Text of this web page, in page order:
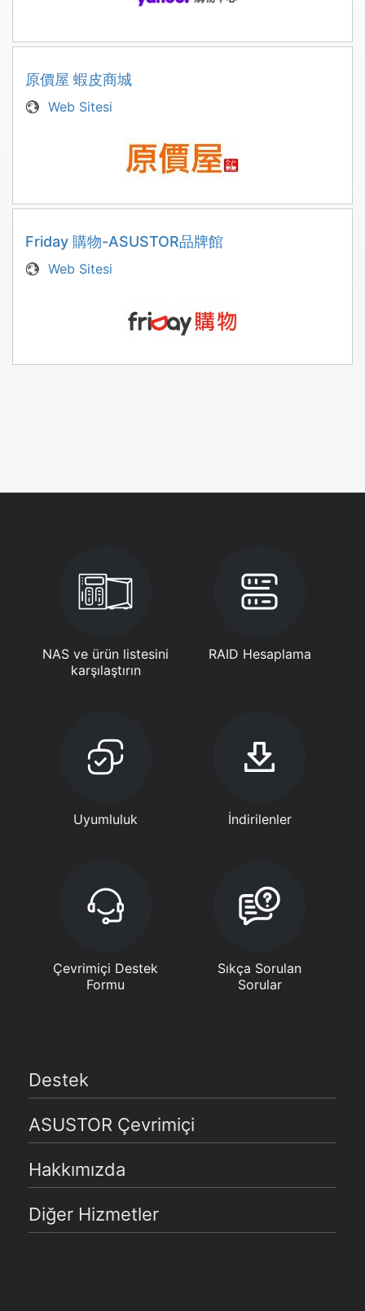
原價屋 蝦皮商城
Web Sitesi
Friday 購物-ASUSTOR品牌館
Web Sitesi
NAS ve ürün listesini
karşılaştırın
RAID Hesaplama
Uyumluluk İndirilenler
Çevrimiçi Destek
Formu
Sıkça Sorulan
Sorular
Destek
ASUSTOR Çevrimiçi
Hakkımızda
Diğer Hizmetler